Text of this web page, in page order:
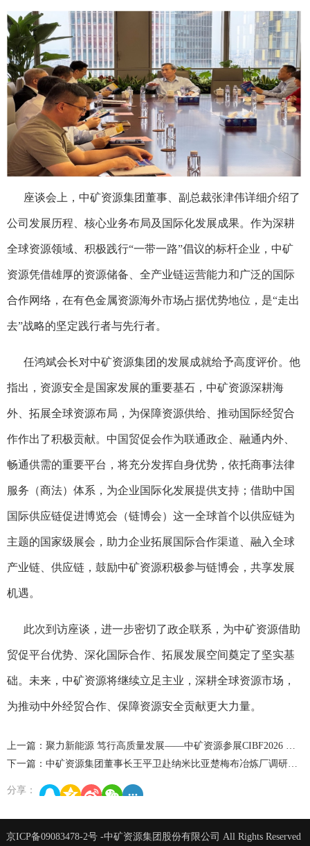
座谈会上，中矿资源集团董事、副总裁张津伟详细介绍了
公司发展历程、核心业务布局及国际化发展成果。作为深耕
全球资源领域、积极践行“一带一路”倡议的标杆企业，中矿
资源凭借雄厚的资源储备、全产业链运营能力和广泛的国际
合作网络，在有色金属资源海外市场占据优势地位，是“走出
去”战略的坚定践行者与先行者。
任鸿斌会长对中矿资源集团的发展成就给予高度评价。他
指出，资源安全是国家发展的重要基石，中矿资源深耕海
外、拓展全球资源布局，为保障资源供给、推动国际经贸合
作作出了积极贡献。中国贸促会作为联通政企、融通内外、
畅通供需的重要平台，将充分发挥自身优势，依托商事法律
服务（商法）体系，为企业国际化发展提供支持；借助中国
国际供应链促进博览会（链博会）这一全球首个以供应链为
主题的国家级展会，助力企业拓展国际合作渠道、融入全球
产业链、供应链，鼓励中矿资源积极参与链博会，共享发展
机遇。
此次到访座谈，进一步密切了政企联系，为中矿资源借助
贸促平台优势、深化国际合作、拓展发展空间奠定了坚实基
础。未来，中矿资源将继续立足主业，深耕全球资源市场，
为推动中外经贸合作、保障资源安全贡献更大力量。
上一篇：聚力新能源 笃行高质量发展——中矿资源参展CIBF2026 全面展示综合实力
下一篇：中矿资源集团董事长王平卫赴纳米比亚楚梅布冶炼厂调研指导并出席二期多金属回收项目开工仪式
分享：
京ICP备09083478-2号-中矿资源集团股份有限公司 All Rights Reserved